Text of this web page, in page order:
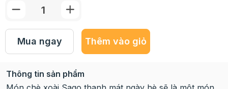
Mua ngay Thêm vào giỏ
Thông tin sản phẩm